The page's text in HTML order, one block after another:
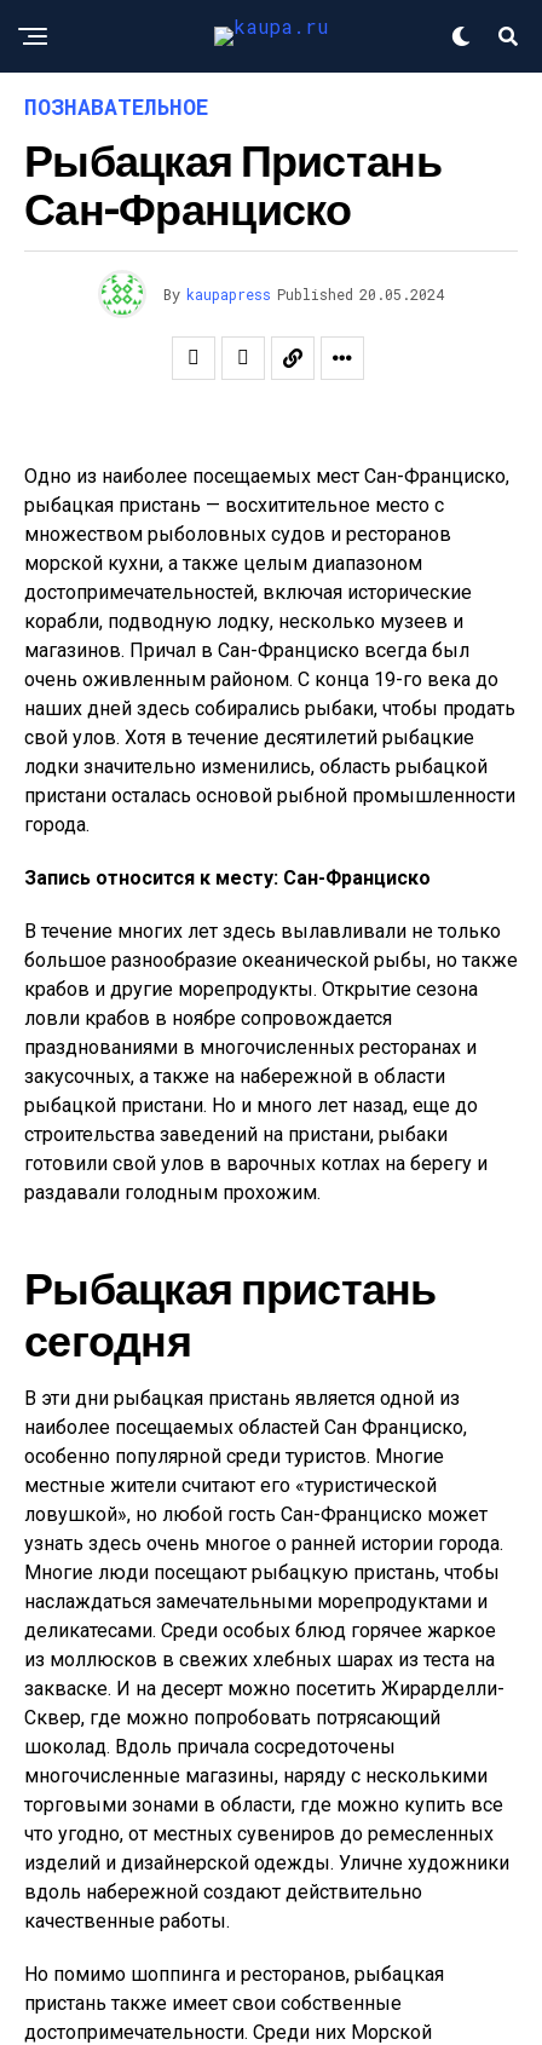
ПОЗНАВАТЕЛЬНОЕ
Рыбацкая Пристань
Сан-Франциско
By kaupapress Published 20.05.2024
Одно из наиболее посещаемых мест Сан-Франциско,
рыбацкая пристань — восхитительное место с
множеством рыболовных судов и ресторанов
морской кухни, а также целым диапазоном
достопримечательностей, включая исторические
корабли, подводную лодку, несколько музеев и
магазинов. Причал в Сан-Франциско всегда был
очень оживленным районом. С конца 19-го века до
наших дней здесь собирались рыбаки, чтобы продать
свой улов. Хотя в течение десятилетий рыбацкие
лодки значительно изменились, область рыбацкой
пристани осталась основой рыбной промышленности
города.
Запись относится к месту: Сан-Франциско
В течение многих лет здесь вылавливали не только
большое разнообразие океанической рыбы, но также
крабов и другие морепродукты. Открытие сезона
ловли крабов в ноябре сопровождается
празднованиями в многочисленных ресторанах и
закусочных, а также на набережной в области
рыбацкой пристани. Но и много лет назад, еще до
строительства заведений на пристани, рыбаки
готовили свой улов в варочных котлах на берегу и
раздавали голодным прохожим.
Рыбацкая пристань
сегодня
В эти дни рыбацкая пристань является одной из
наиболее посещаемых областей Сан Франциско,
особенно популярной среди туристов. Многие
местные жители считают его «туристической
ловушкой», но любой гость Сан-Франциско может
узнать здесь очень многое о ранней истории города.
Многие люди посещают рыбацкую пристань, чтобы
наслаждаться замечательными морепродуктами и
деликатесами. Среди особых блюд горячее жаркое
из моллюсков в свежих хлебных шарах из теста на
закваске. И на десерт можно посетить Жирарделли-
Сквер, где можно попробовать потрясающий
шоколад. Вдоль причала сосредоточены
многочисленные магазины, наряду с несколькими
торговыми зонами в области, где можно купить все
что угодно, от местных сувениров до ремесленных
изделий и дизайнерской одежды. Уличне художники
вдоль набережной создают действительно
качественные работы.
Но помимо шоппинга и ресторанов, рыбацкая
пристань также имеет свои собственные
достопримечательности. Среди них Морской